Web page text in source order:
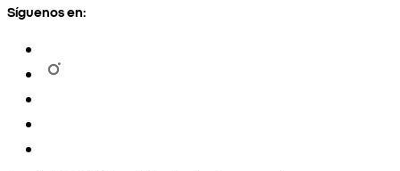
Síguenos en: